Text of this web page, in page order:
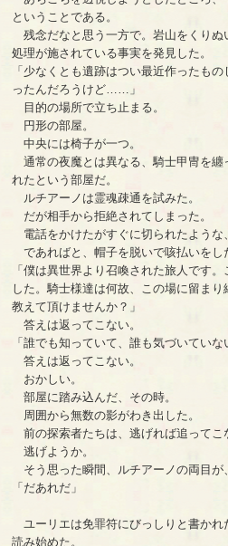
ということである。
残念だなと思う一方で。岩山をくりぬ
処理が施されている事実を発見した。
「少なくとも遺跡はつい最近作ったも
ったんだろうけど……」
目的の場所で立ち止まる。
円形の部屋。
中央には椅子が一つ。
通常の夜魔とは異なる、騎士甲冑を纏
れたという部屋だ。
ルチアーノは霊魂疎通を試みた。
だが相手から拒絶されてしまった。
電話をかけたがすぐに切られたような
であればと、帽子を脱いで咳払いをし
「僕は異世界より召喚された旅人です
した。騎士様達は何故、この場に留ま
教えて頂けませんか？」
答えは返ってこない。
「誰でも知っていて、誰も気づいていな
答えは返ってこない。
おかしい。
部屋に踏み込んだ、その時。
周囲から無数の影がわき出した。
前の探索者たちは、逃げれば追ってこ
逃げようか。
そう思った瞬間、ルチアーノの両目が
「だあれだ」
ユーリエは免罪符にびっしりと書かれ
読み始めた。